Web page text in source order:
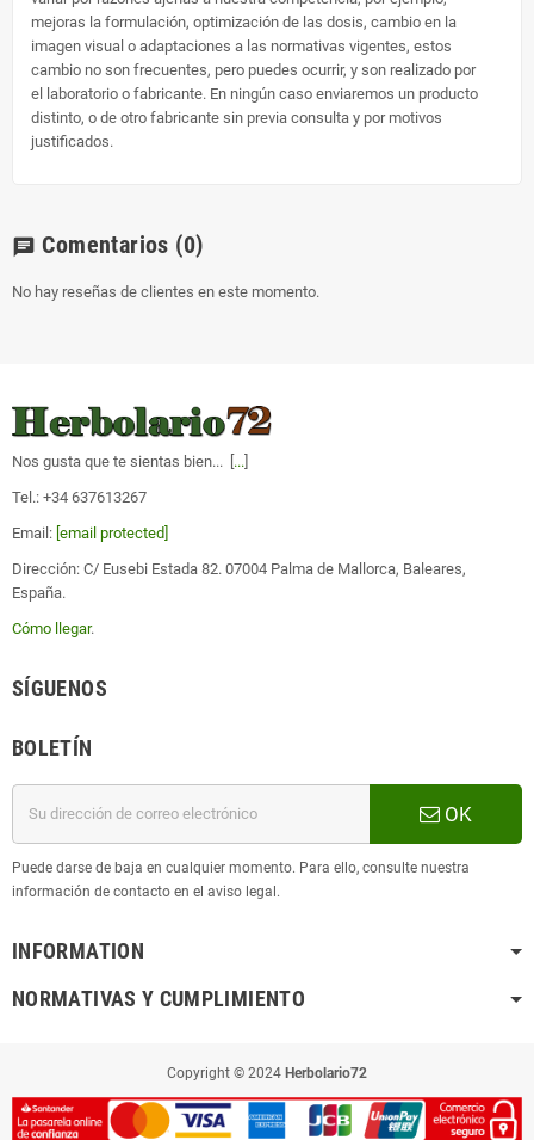
mejoras la formulación, optimización de las dosis, cambio en la
imagen visual o adaptaciones a las normativas vigentes, estos
cambio no son frecuentes, pero puedes ocurrir, y son realizado por
el laboratorio o fabricante. En ningún caso enviaremos un producto
distinto, o de otro fabricante sin previa consulta y por motivos
justificados.
chat Comentarios (0)
No hay reseñas de clientes en este momento.
Nos gusta que te sientas bien... [ ...
Tel.: +34 637613267
Email: [email protected]
Dirección: C/ Eusebi Estada 82. 07004 Palma de Mallorca, Baleares,
España.
Cómo llegar.
SÍGUENOS
BOLETÍN
OK
Puede darse de baja en cualquier momento. Para ello, consulte nuestra
información de contacto en el aviso legal.
INFORMATION
NORMATIVAS Y CUMPLIMIENTO
Copyright © 2024 Herbolario72